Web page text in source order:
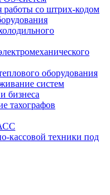
работы со штрих-кодом
оборудования
систем
бизнеса
тахографов
кассовой техники под